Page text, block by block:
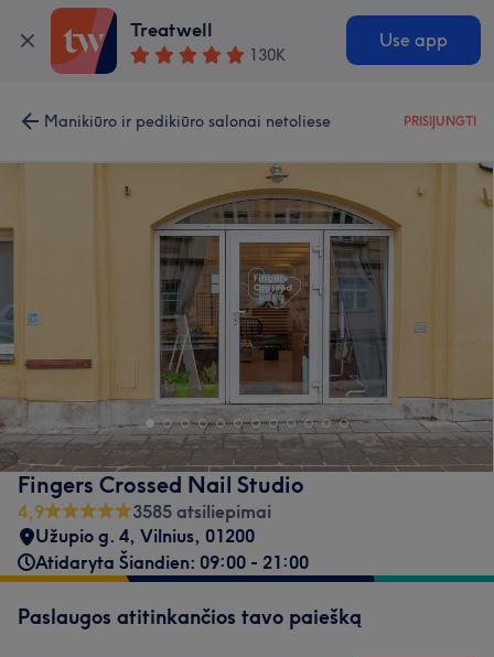
Treatwell
130K
Use app
Manikiūro ir pedikiūro salonai netoliese PRISIJUNGTI
Fingers Crossed Nail Studio
4,9
3585 atsiliepimai
Užupio g. 4, Vilnius, 01200
Atidaryta Šiandien: 09:00 - 21:00
Paslaugos atitinkančios tavo paiešką